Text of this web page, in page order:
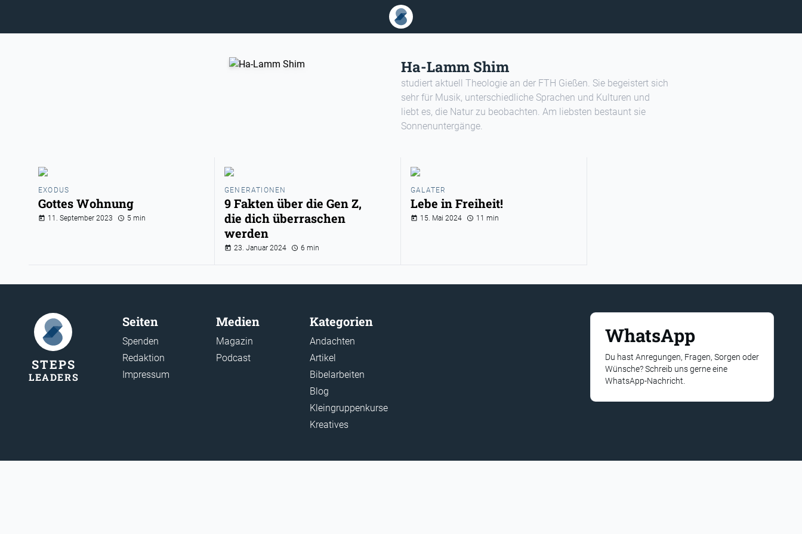
Ha-Lamm Shim
studiert aktuell Theologie an der FTH Gießen. Sie begeistert sich
sehr für Musik, unterschiedliche Sprachen und Kulturen und
liebt es, die Natur zu beobachten. Am liebsten bestaunt sie
Sonnenuntergänge.
EXODUS
Gottes Wohnung
11. September 2023 5 min
GENERATIONEN
9 Fakten über die Gen Z,
die dich überraschen
werden
23. Januar 2024 6 min
GALATER
Lebe in Freiheit!
15. Mai 2024 11 min
STEPS
LEADERS
Seiten
Spenden
Redaktion
Impressum
Medien
Magazin
Podcast
Kategorien
Andachten
Artikel
Bibelarbeiten
Blog
Kleingruppenkurse
Kreatives
WhatsApp
Du hast Anregungen, Fragen, Sorgen oder
Wünsche? Schreib uns gerne eine
WhatsApp-Nachricht.